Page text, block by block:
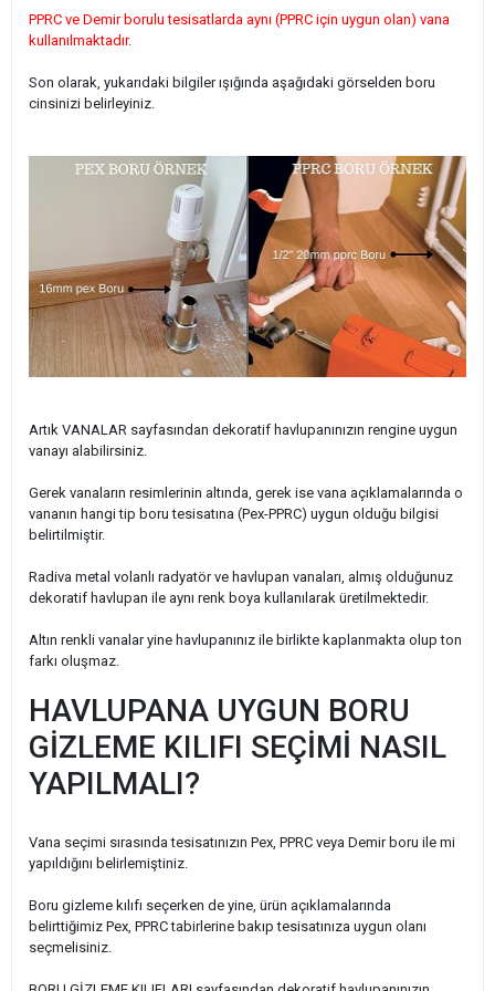
PPRC ve Demir borulu tesisatlarda aynı (PPRC için uygun olan) vana
kullanılmaktadır.
Son olarak, yukarıdaki bilgiler ışığında aşağıdaki görselden boru
cinsinizi belirleyiniz.
Artık VANALAR sayfasından dekoratif havlupanınızın rengine uygun
vanayı alabilirsiniz.
Gerek vanaların resimlerinin altında, gerek ise vana açıklamalarında o
vananın hangi tip boru tesisatına (Pex-PPRC) uygun olduğu bilgisi
belirtilmiştir.
Radiva metal volanlı radyatör ve havlupan vanaları, almış olduğunuz
dekoratif havlupan ile aynı renk boya kullanılarak üretilmektedir.
Altın renkli vanalar yine havlupanınız ile birlikte kaplanmakta olup ton
farkı oluşmaz.
HAVLUPANA UYGUN BORU
GİZLEME KILIFI SEÇİMİ NASIL
YAPILMALI?
Vana seçimi sırasında tesisatınızın Pex, PPRC veya Demir boru ile mi
yapıldığını belirlemiştiniz.
Boru gizleme kılıfı seçerken de yine, ürün açıklamalarında
belirttiğimiz Pex, PPRC tabirlerine bakıp tesisatınıza uygun olanı
seçmelisiniz.